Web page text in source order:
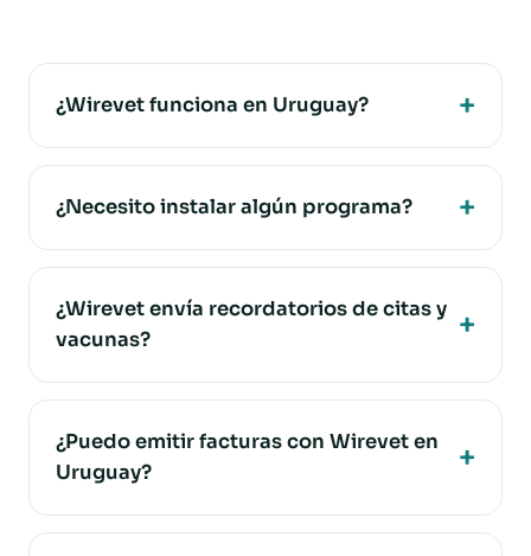
¿Wirevet funciona en Uruguay?
¿Necesito instalar algún programa?
¿Wirevet envía recordatorios de citas y
vacunas?
¿Puedo emitir facturas con Wirevet en
Uruguay?